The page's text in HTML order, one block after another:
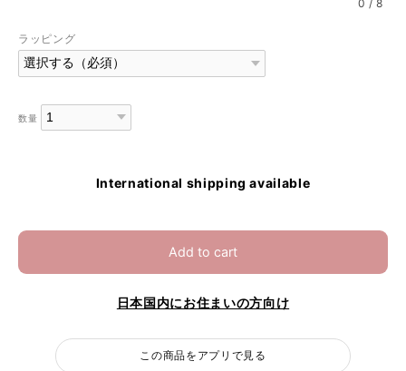
0 /8
ラッピング
数量
International shipping available
Add to cart
日本国内にお住まいの方向け
この商品をアプリで見る